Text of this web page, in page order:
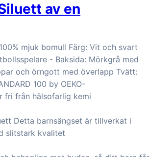
av en
mjuk bomull Färg: Vit och svart
- Baksida: Mörkgrå med
och örngott med överlapp Tvätt:
100 by OEKO-
fri från hälsofarlig kemi
Detta barnsängset är tillverkat i
slitstark kvalitet